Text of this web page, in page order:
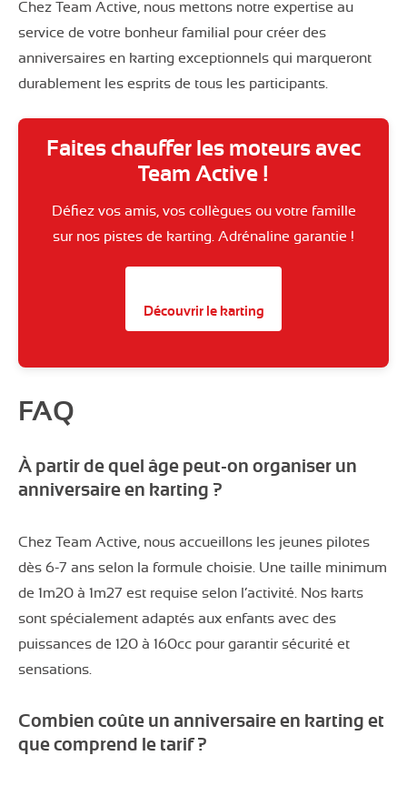
Chez Team Active, nous mettons notre expertise au
service de votre bonheur familial pour créer des
anniversaires en karting exceptionnels qui marqueront
durablement les esprits de tous les participants.
Faites chauffer les moteurs avec
Team Active !
Défiez vos amis, vos collègues ou votre famille
sur nos pistes de karting. Adrénaline garantie !
Découvrir le karting
FAQ
À partir de quel âge peut-on organiser un
anniversaire en karting ?
Chez Team Active, nous accueillons les jeunes pilotes
dès 6-7 ans selon la formule choisie. Une taille minimum
de 1m20 à 1m27 est requise selon l’activité. Nos karts
sont spécialement adaptés aux enfants avec des
puissances de 120 à 160cc pour garantir sécurité et
sensations.
Combien coûte un anniversaire en karting et
que comprend le tarif ?